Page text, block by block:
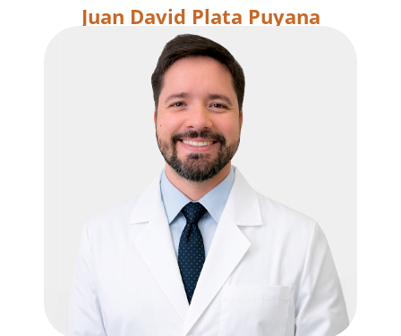
Juan David Plata Puyana